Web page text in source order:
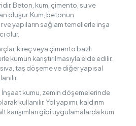
Beton, kum, çimento, su ve
oluşur. Kum, betonun
ve yapıların sağlam temellerle inşa
olur.
kireç veya çimento bazlı
kumun karıştırılmasıyla elde edilir.
sıva, taş döşeme ve diğer yapısal
İnşaat kumu, zemin döşemelerinde
kullanılır. Yol yapımı, kaldırım
karışımları gibi uygulamalarda kum